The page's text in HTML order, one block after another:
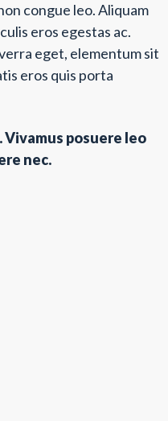
congue leo. Aliquam
eros egestas ac.
eget, elementum sit
eros quis porta
posuere leo
nec.